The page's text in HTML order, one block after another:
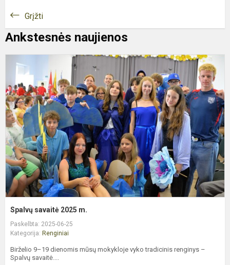
Grįžti
Ankstesnės naujienos
Spalvų savaitė 2025 m.
Paskelbta: 2025-06-25
Kategorija: Renginiai
Birželio 9–19 dienomis mūsų mokykloje vyko tradicinis renginys –
Spalvų savaitė....